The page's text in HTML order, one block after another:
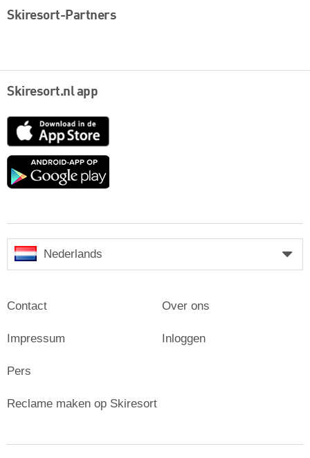
Skiresort-Partners
Skiresort.nl app
App
Google
Nederlands
Contact
Impressum
Pers
Over ons
Inloggen
Reclame maken op Skiresort